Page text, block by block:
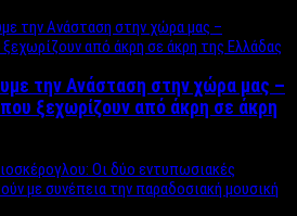
την Ανάσταση στην χώρα μας –
που ξεχωρίζουν από άκρη σε άκρη